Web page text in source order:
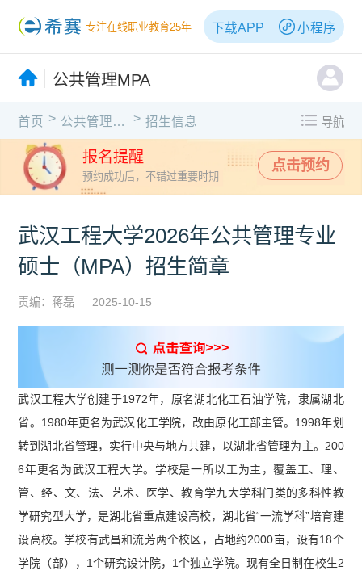
专注在线职业教育25年 下载APP 小程序
公共管理MPA
首页 > 公共管理MPA > 招生信息 导航
报名提醒
预约成功后，不错过重要时期
点击预约
武汉工程大学2026年公共管理专业
硕士（MPA）招生简章
责编：蒋磊 2025-10-15
武汉工程大学创建于1972年，原名湖北化工石油学院，隶属湖北
省。1980年更名为武汉化工学院，改由原化工部主管。1998年划
转到湖北省管理，实行中央与地方共建，以湖北省管理为主。200
6年更名为武汉工程大学。学校是一所以工为主，覆盖工、理、
管、经、文、法、艺术、医学、教育学九大学科门类的多科性教
学研究型大学，是湖北省重点建设高校，湖北省“一流学科”培育建
设高校。学校有武昌和流芳两个校区，占地约2000亩，设有18个
学院（部），1个研究设计院，1个独立学院。现有全日制在校生2